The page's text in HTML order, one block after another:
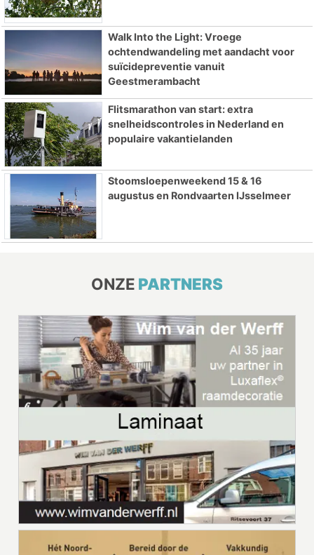
Walk Into the Light: Vroege
ochtendwandeling met aandacht voor
suïcidepreventie vanuit
Geestmerambacht
Flitsmarathon van start: extra
snelheidscontroles in Nederland en
populaire vakantielanden
Stoomsloepenweekend 15 & 16
augustus en Rondvaarten IJsselmeer
ONZE PARTNERS